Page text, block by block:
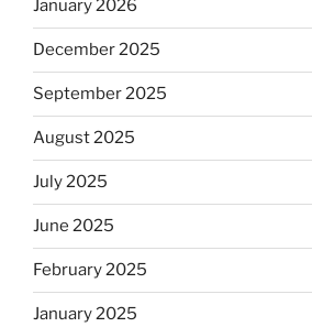
January 2026
December 2025
September 2025
August 2025
July 2025
June 2025
February 2025
January 2025